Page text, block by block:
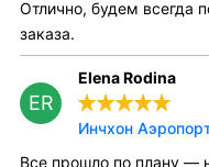
Отлично, будем всегда
заказа.
ER
Elena Rodina
Инчхон
Все прошло по плану —